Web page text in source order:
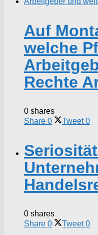
Auf
welche
Rechte
0 shares
Share 0 Tweet 0
0 shares
Share 0 Tweet 0